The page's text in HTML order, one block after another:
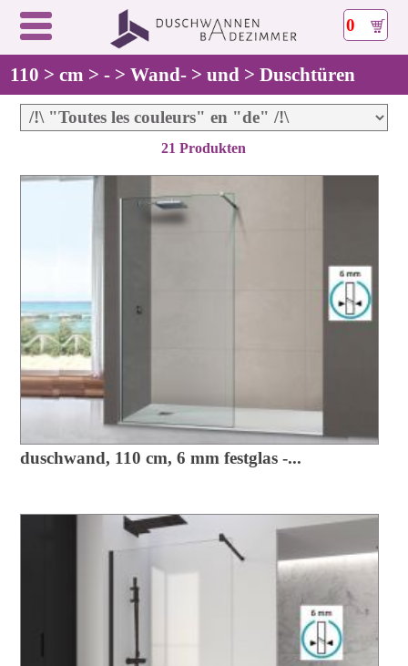
0
110 > cm > - > Wand- > und > Duschtüren
21 Produkten
duschwand, 110 cm, 6 mm festglas -...